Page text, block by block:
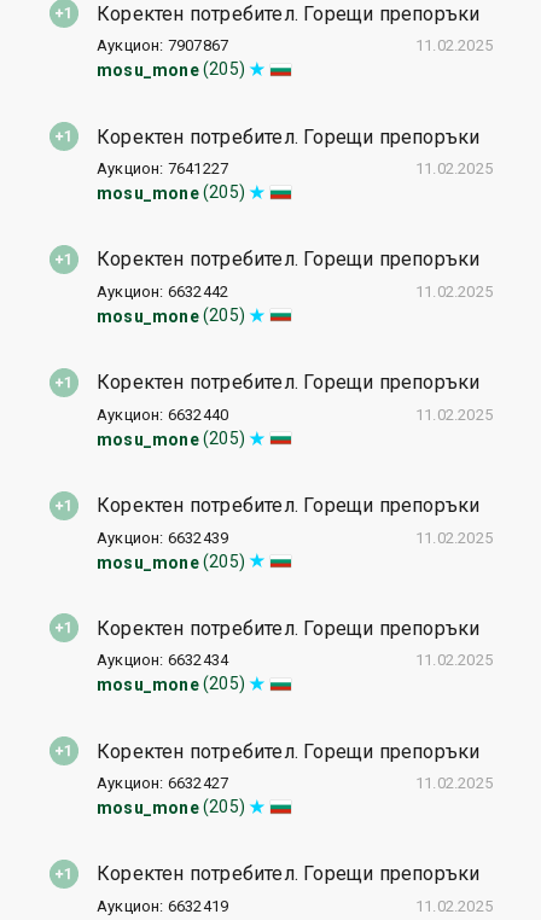
Коректен потребител. Горещи препоръки
mosu_mone (205)
Аукцион: 7907867 11.02.2025
Коректен потребител. Горещи препоръки
mosu_mone (205)
Аукцион: 7641227 11.02.2025
Коректен потребител. Горещи препоръки
mosu_mone (205)
Аукцион: 6632442 11.02.2025
Коректен потребител. Горещи препоръки
mosu_mone (205)
Аукцион: 6632440 11.02.2025
Коректен потребител. Горещи препоръки
mosu_mone (205)
Аукцион: 6632439 11.02.2025
Коректен потребител. Горещи препоръки
mosu_mone (205)
Аукцион: 6632434 11.02.2025
Коректен потребител. Горещи препоръки
mosu_mone (205)
Аукцион: 6632427 11.02.2025
Коректен потребител. Горещи препоръки
Аукцион: 6632419 11.02.2025